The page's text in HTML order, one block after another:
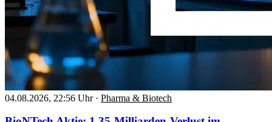
04.08.2026, 22:56 Uhr · Pharma & Biotech